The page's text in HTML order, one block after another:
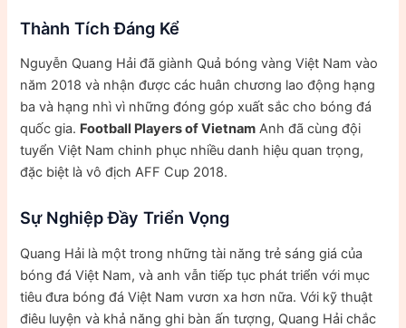
Thành Tích Đáng Kể
Nguyễn Quang Hải đã giành Quả bóng vàng Việt Nam vào
năm 2018 và nhận được các huân chương lao động hạng
ba và hạng nhì vì những đóng góp xuất sắc cho bóng đá
quốc gia. Football Players of Vietnam Anh đã cùng đội
tuyển Việt Nam chinh phục nhiều danh hiệu quan trọng,
đặc biệt là vô địch AFF Cup 2018.
Sự Nghiệp Đầy Triển Vọng
Quang Hải là một trong những tài năng trẻ sáng giá của
bóng đá Việt Nam, và anh vẫn tiếp tục phát triển với mục
tiêu đưa bóng đá Việt Nam vươn xa hơn nữa. Với kỹ thuật
điêu luyện và khả năng ghi bàn ấn tượng, Quang Hải chắc